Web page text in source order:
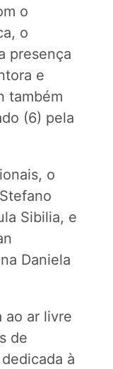
o
o
presença
e
também
(6) pela
o
Sibilia, e
Daniela
ao ar livre
de
à